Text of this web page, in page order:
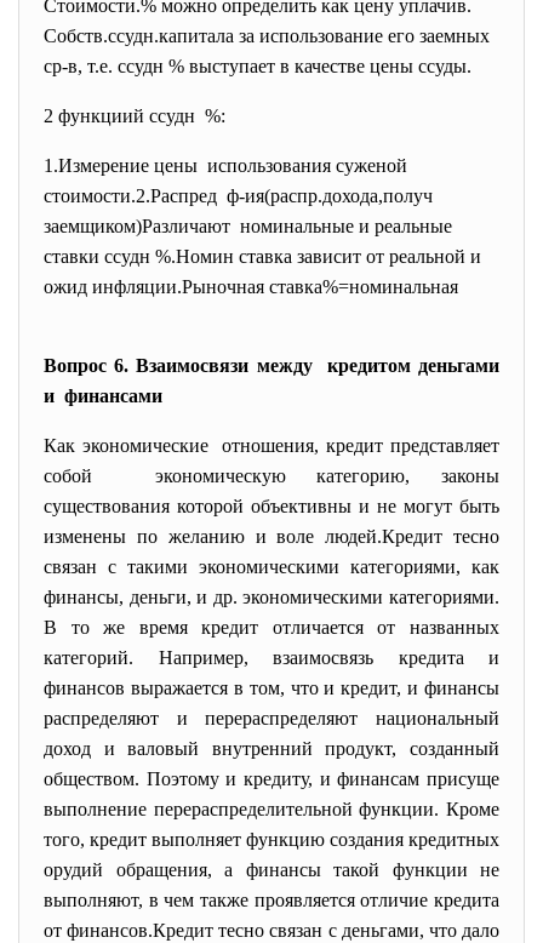
Стоимости.% можно определить как цену уплачив.
Собств.ссудн.капитала за использование его заемных
ср-в, т.е. ссудн % выступает в качестве цены ссуды.
2 функциий ссудн %:
1.Измерение цены использования суженой
стоимости.2.Распред ф-ия(распр.дохода,получ
заемщиком)Различают номинальные и реальные
ставки ссудн %.Номин ставка зависит от реальной и
ожид инфляции.Рыночная ставка%=номинальная
Вопрос 6. Взаимосвязи между кредитом деньгами
и финансами
Как экономические отношения, кредит представляет
собой экономическую категорию, законы
существования которой объективны и не могут быть
изменены по желанию и воле людей.Кредит тесно
связан с такими экономическими категориями, как
финансы, деньги, и др. экономическими категориями.
В то же время кредит отличается от названных
категорий. Например, взаимосвязь кредита и
финансов выражается в том, что и кредит, и финансы
распределяют и перераспределяют национальный
доход и валовый внутренний продукт, созданный
обществом. Поэтому и кредиту, и финансам присуще
выполнение перераспределительной функции. Кроме
того, кредит выполняет функцию создания кредитных
орудий обращения, а финансы такой функции не
выполняют, в чем также проявляется отличие кредита
от финансов.Кредит тесно связан с деньгами, что дало